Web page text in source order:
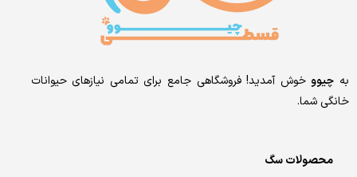
به چیووخوش آمدید! فروشگاهی جامع برای تمامی نیازهای حیوانات
خانگی شما.
محصولات سگ